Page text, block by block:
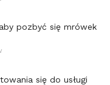
pozbyć się mrówek
się do usługi